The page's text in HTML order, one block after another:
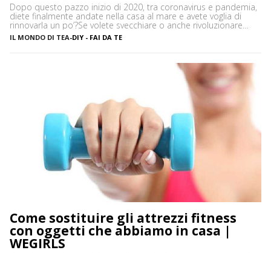
Dopo questo pazzo inizio di 2020, tra coronavirus e pandemia,
diete finalmente andate nella casa al mare e avete voglia di
rinnovarla un po’?Se volete svecchiare o anche rivoluzionare
casa vostra – così come arredare dall’inizio le vostre stanze –
ma non sapete bene che stile di arredamento dargli, niente
IL MONDO DI TEA-DIY - FAI DA TE
Come sostituire gli attrezzi fitness
con oggetti che abbiamo in casa |
WEGIRLS